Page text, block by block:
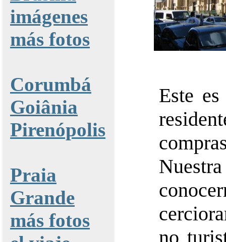
imágenes
más fotos
Corumbá
Goiânia
Pirenópolis
Praia
Grande
más fotos
Este
no